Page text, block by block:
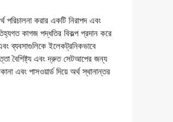
পরিচালনা করার একটি নিরাপদ এবং
কাগজ পদ্ধতির বিকল্প প্রদান করে
ব্যবসাগুলিকে ইলেকট্রনিকভাবে
বৈশিষ্ট্য এবং দ্রুত সেটআপের জন্য
এবং পাসওয়ার্ড দিয়ে অর্থ স্থানান্তর